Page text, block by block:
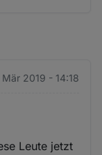
Mär 2019 - 14:18
Leute jetzt